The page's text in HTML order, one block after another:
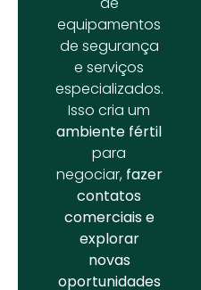
equipamentos
de segurança
e serviços
especializados.
Isso cria um
ambiente fértil
para
negociar, fazer
contatos
comerciais e
explorar
novas
oportunidades